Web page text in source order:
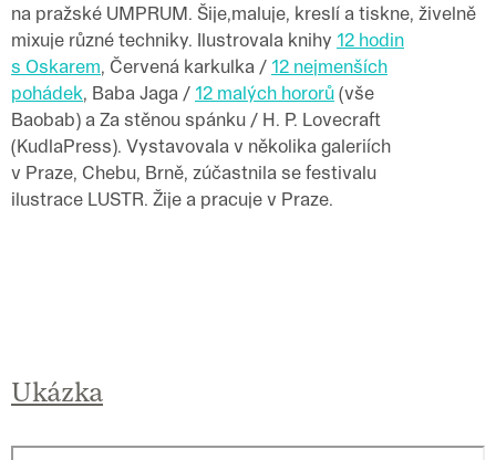
na pražské UMPRUM. Šije,maluje, kreslí a tiskne, živelně
mixuje různé techniky. Ilustrovala knihy 12 hodin
s Oskarem, Červená karkulka / 12 nejmenších
pohádek, Baba Jaga / 12 malých hororů (vše
Baobab) a Za stěnou spánku / H. P. Lovecraft
(KudlaPress). Vystavovala v několika galeriích
v Praze, Chebu, Brně, zúčastnila se festivalu
ilustrace LUSTR. Žije a pracuje v Praze.
Ukázka